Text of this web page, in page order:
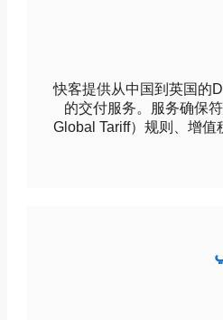
快客提供从中国到英国
的交付服务。服务确
Global Tariff）规则、增